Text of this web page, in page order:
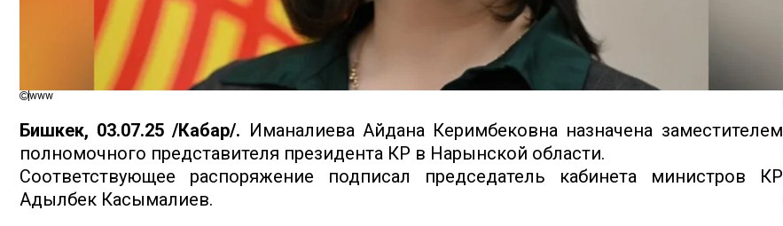
www
Бишкек, 03.07.25 /Кабар/. Иманалиева Айдана Керимбековна назначена заместителем
полномочного представителя президента КР в Нарынской области.
Соответствующее распоряжение подписал председатель кабинета министров КР
Адылбек Касымалиев.